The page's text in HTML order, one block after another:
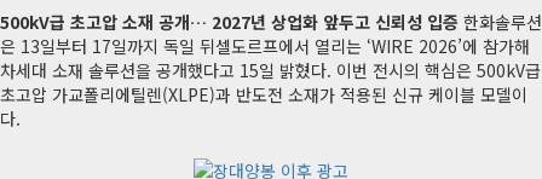
500kV급 초고압 소재 공개… 2027년 상업화 앞두고 신뢰성 입증 한화솔루션
은 13일부터 17일까지 독일 뒤셀도르프에서 열리는 ‘WIRE 2026’에 참가해
차세대 소재 솔루션을 공개했다고 15일 밝혔다. 이번 전시의 핵심은 500kV급
초고압 가교폴리에틸렌(XLPE)과 반도전 소재가 적용된 신규 케이블 모델이
다.